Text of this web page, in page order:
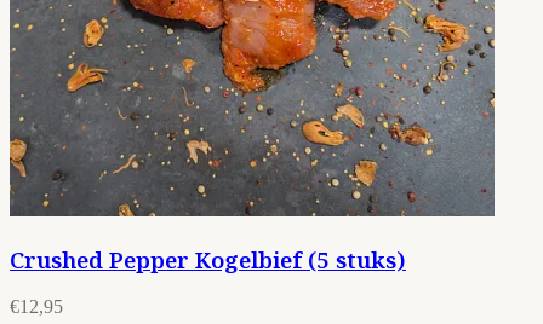
Crushed Pepper Kogelbief (5 stuks)
€12,95